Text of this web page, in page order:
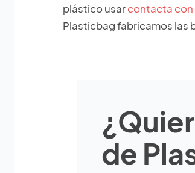
plástico usarcontacta con
Plasticbag fabricamos las
de